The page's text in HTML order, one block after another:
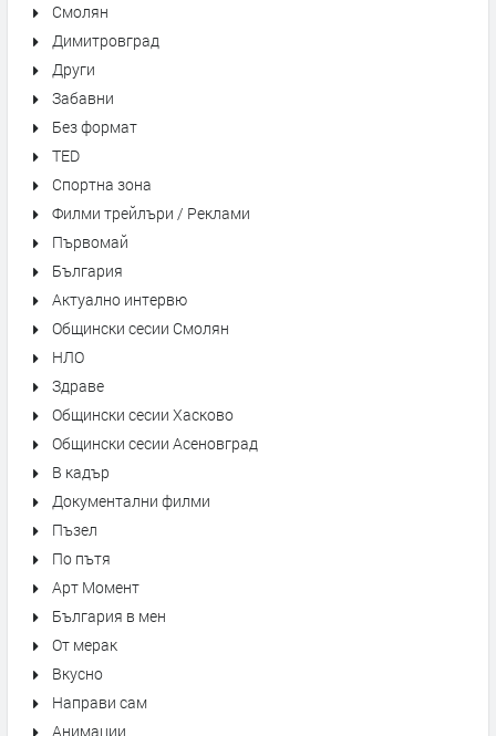
Смолян
Димитровград
Други
Забавни
Без формат
TED
Спортна зона
Филми трейлъри / Реклами
Първомай
България
Актуално интервю
Общински сесии Смолян
НЛО
Здраве
Общински сесии Хасково
Общински сесии Асеновград
В кадър
Документални филми
Пъзел
По пътя
Арт Момент
България в мен
От мерак
Вкусно
Направи сам
Анимации